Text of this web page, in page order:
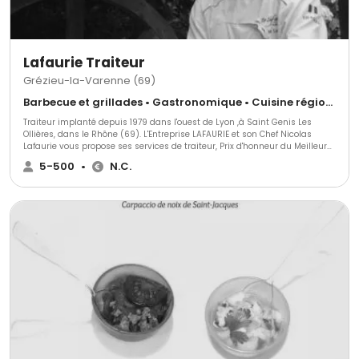
Lafaurie Traiteur
Grézieu-la-Varenne (69)
Barbecue et grillades • Gastronomique • Cuisine régionale
Traiteur implanté depuis 1979 dans l'ouest de Lyon ,à Saint Genis Les
Ollières, dans le Rhône (69). L'Entreprise LAFAURIE et son Chef Nicolas
Lafaurie vous propose ses services de traiteur, Prix d'honneur du Meilleur
chef Traiteur de France ( 2011) , Finaliste au championnat du monde de
pâté croute (2010) et Champion de France de la terrine de canard.
5-500 • N.C.